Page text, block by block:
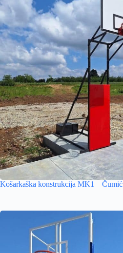
Košarkaška konstrukcija MK1 – Čumić